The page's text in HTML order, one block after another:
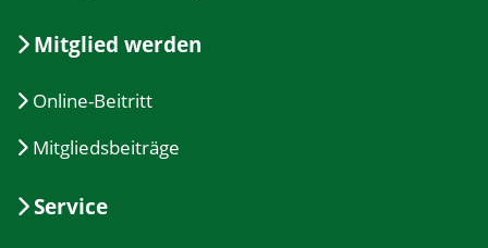
Mitglied werden
Online-Beitritt
Mitgliedsbeiträge
Service